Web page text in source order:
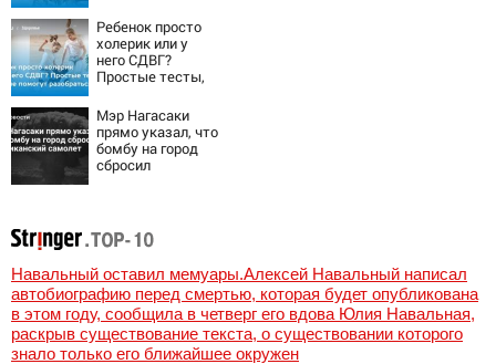
ответила Россия,
полный разбор
провала операции
Украины от
военкора Коца
Ребенок просто
холерик или у
него СДВГ?
Простые тесты,
разобраться
Мэр Нагасаки
прямо указал, что
бомбу на город
сбросил
Навальный оставил мемуары.Алексей Навальный написал
автобиографию перед смертью, которая будет опубликована
в этом году, сообщила в четверг его вдова Юлия Навальная,
раскрыв существование текста, о существовании которого
знало только его ближайшее окружен